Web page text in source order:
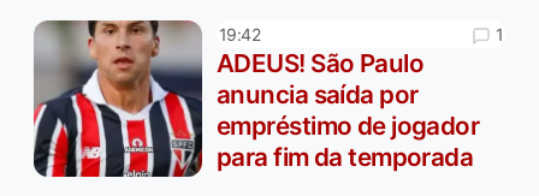
19:42 1
ADEUS! São Paulo
anuncia saída por
empréstimo de jogador
para fim da temporada